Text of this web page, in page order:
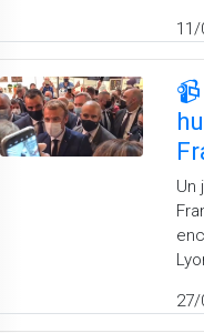
11/
Un
27/